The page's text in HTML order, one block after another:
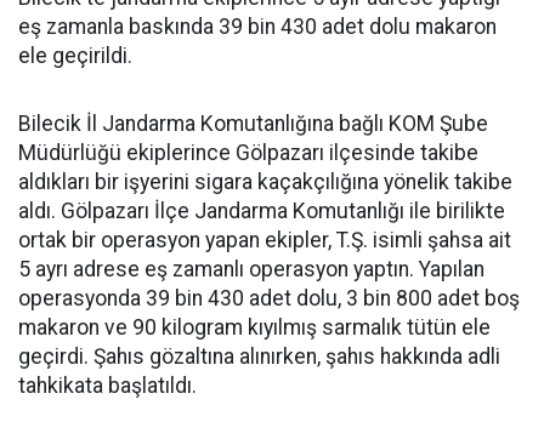
eş zamanla baskında 39 bin 430 adet dolu makaron
ele geçirildi.
Bilecik İl Jandarma Komutanlığına bağlı KOM Şube
Müdürlüğü ekiplerince Gölpazarı ilçesinde takibe
aldıkları bir işyerini sigara kaçakçılığına yönelik takibe
aldı. Gölpazarı İlçe Jandarma Komutanlığı ile birilikte
ortak bir operasyon yapan ekipler, T.Ş. isimli şahsa ait
5 ayrı adrese eş zamanlı operasyon yaptın. Yapılan
operasyonda 39 bin 430 adet dolu, 3 bin 800 adet boş
makaron ve 90 kilogram kıyılmış sarmalık tütün ele
geçirdi. Şahıs gözaltına alınırken, şahıs hakkında adli
tahkikata başlatıldı.